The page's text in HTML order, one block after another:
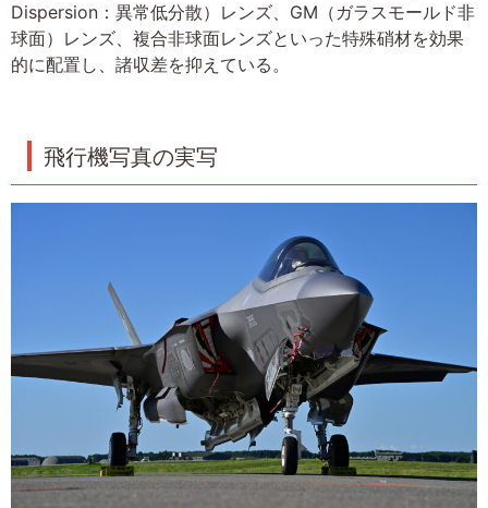
Dispersion：異常低分散）レンズ、GM（ガラスモールド非
球面）レンズ、複合非球面レンズといった特殊硝材を効果
的に配置し、諸収差を抑えている。
飛行機写真の実写